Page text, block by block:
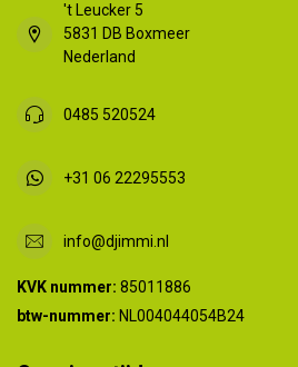
't Leucker 5
5831 DB Boxmeer
Nederland
0485 520524
+31 06 22295553
info@djimmi.nl
KVK nummer: 85011886
btw-nummer: NL004044054B24